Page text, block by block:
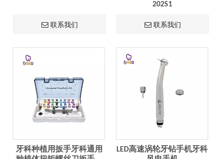
联系我们
202S1
联系我们
牙科种植用扳手牙科通用
LED高速涡轮牙钻手机牙科